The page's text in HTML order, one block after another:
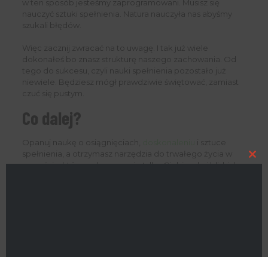
w ten sposób jesteśmy zaprogramowani. Musisz się
nauczyć sztuki spełnienia. Natura nauczyła nas abyśmy
szukali błędów.
Więc zacznij zwracać na to uwagę. I tak już wiele
dokonałeś bo znasz strukturę naszego zachowania. Od
tego do sukcesu, czyli nauki spełnienia pozostało już
niewiele. Będziesz mógł prawdziwie świętować, zamiast
czuć się pustym.
Co dalej?
Opanuj naukę o osiągnięciach,
i sztuce
spełnienia, a otrzymasz narzędzia do trwałego życia w
szczęściu, które wzbogaca nie tylko Ciebie, ale i bliskich.